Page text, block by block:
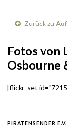
Zurück zu
Fotos von
Osbourne
[flickr_set
PIRATENSENDER E.V.